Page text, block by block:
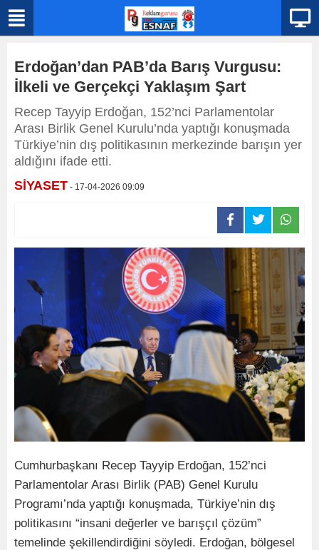
Erdoğan’dan PAB’da Barış Vurgusu:
İlkeli ve Gerçekçi Yaklaşım Şart
Recep Tayyip Erdoğan, 152’nci Parlamentolar
Arası Birlik Genel Kurulu’nda yaptığı konuşmada
Türkiye’nin dış politikasının merkezinde barışın yer
aldığını ifade etti.
SİYASET - 17-04-2026 09:09
Cumhurbaşkanı Recep Tayyip Erdoğan, 152’nci
Parlamentolar Arası Birlik (PAB) Genel Kurulu
Programı’nda yaptığı konuşmada, Türkiye’nin dış
politikasını “insani değerler ve barışçıl çözüm”
temelinde şekillendirdiğini söyledi. Erdoğan, bölgesel